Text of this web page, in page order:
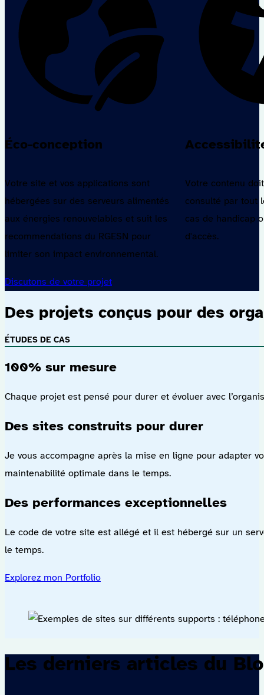
Éco-conception
Votre site et vos applications sont
hébergées sur des serveurs alimentés
aux énergies renouvelables et suit les
recommendations du RGESN pour
limiter son impact environnemental.
Votre contenu
consulté par tout
cas de handicap
d'accès.
Discutons de votre projet
Des projets conçus pour des
ÉTUDES DE CAS
100% sur mesure
Chaque projet est pensé pour durer et évoluer avec
Des sites construits pour durer
Je vous accompagne après la mise en ligne pour adapter
maintenabilité optimale dans le temps.
Des performances exceptionnelles
Le code de votre site est allégé et il est hébergé sur un
le temps.
Explorez mon Portfolio
Les derniers articles du